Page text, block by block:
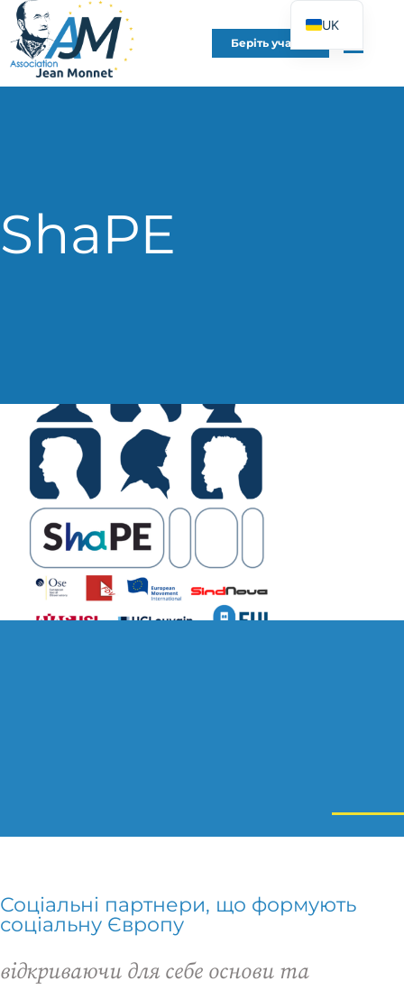
Беріть участь
ShaPE
Соціальні партнери, що формують
соціальну Європу
відкриваючи для себе основи та
UK
FR
EN